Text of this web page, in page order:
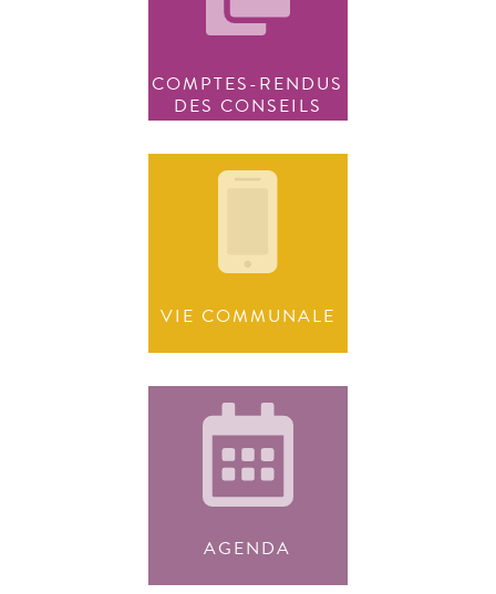
COMPTES-RENDUS
DES CONSEILS
VIE COMMUNALE
AGENDA